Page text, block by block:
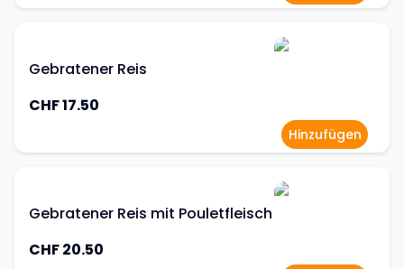
Gebratener Reis
CHF 17.50
Hinzufügen
Gebratener Reis mit Pouletfleisch
CHF 20.50